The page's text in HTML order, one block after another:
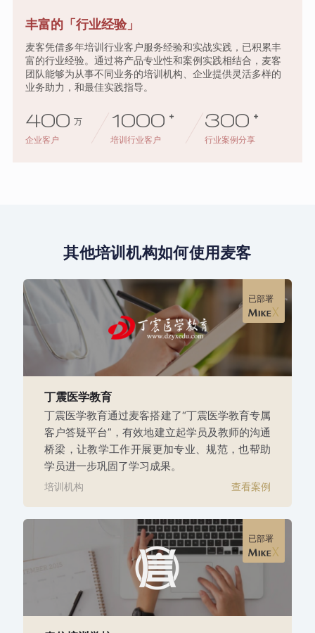
丰富的「行业经验」
麦客凭借多年培训行业客户服务经验和实战实践，已积累丰
富的行业经验。通过将产品专业性和案例实践相结合，麦客
团队能够为从事不同业务的培训机构、企业提供灵活多样的
业务助力，和最佳实践指导。
400 万
企业客户
1000 +
培训行业客户
300 +
行业案例分享
其他培训机构如何使用麦客
已部署
丁震医学教育
丁震医学教育通过麦客搭建了“丁震医学教育专属
客户答疑平台”，有效地建立起学员及教师的沟通
桥梁，让教学工作开展更加专业、规范，也帮助
学员进一步巩固了学习成果。
培训机构 查看案例
已部署